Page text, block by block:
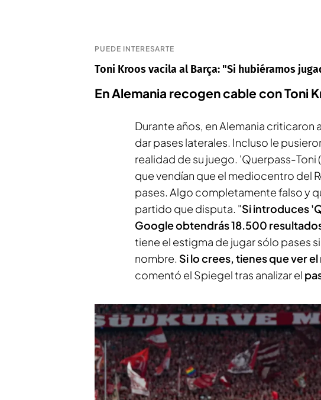
PUEDE INTERESARTE
Toni Kroos vacila al Barça: "Si hubiéramos
En Alemania recogen cable con Toni
Durante años, en Alemania
dar pases laterales. Incluso le
realidad de su juego. 'Querpass-Toni
que vendían que el mediocentro del
pases. Algo completamente falso y
partido que disputa. "Si introduces
Google obtendrás 18.500
tiene el estigma de jugar sólo pases
nombre. Si lo crees, tienes que ver
comentó el Spiegeltras analizar el